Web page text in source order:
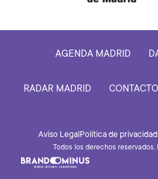
AGENDA MADRID
RADAR MADRID CONTACTO
Aviso LegalPolítica de privacidad
Todos los derechos reservados.